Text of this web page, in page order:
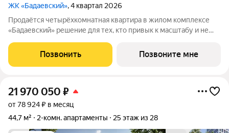
ЖК «Бадаевский», 4 квартал 2026
Продаётся четырёхкомнатная квартира в жилом комплексе
«Бадаевский» решение для тех, кто привык к масштабу и не
уверенности, пространства и продуманного комфорта.
Функциональное наполнение
Позвонить Позвоните мне
21 970 050 ₽
от 78 924 ₽ в месяц
44,7 м²
2-комн. апартаменты 25 этаж из 28